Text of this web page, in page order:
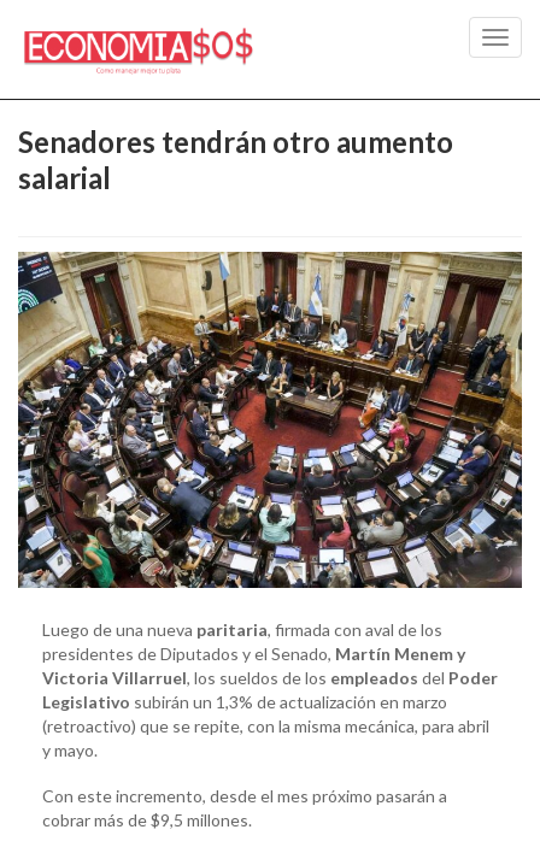
Senadores tendrán otro aumento
salarial
Luego de una nueva paritaria, firmada con aval de los
presidentes de Diputados y el Senado, Martín Menem y
Victoria Villarruel, los sueldos de los empleados del Poder
Legislativo subirán un 1,3% de actualización en marzo
(retroactivo) que se repite, con la misma mecánica, para abril
y mayo.
Con este incremento, desde el mes próximo pasarán a
cobrar más de $9,5 millones.